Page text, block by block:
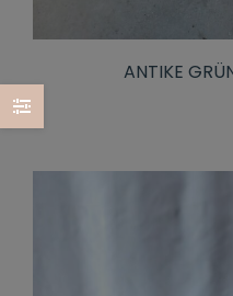
ANTIKE